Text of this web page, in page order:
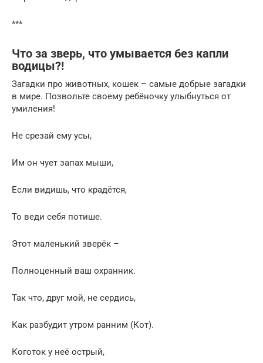
***
Что за зверь, что умывается без капли
водицы?!
Загадки про животных, кошек – самые добрые загадки
в мире. Позвольте своему ребёночку улыбнуться от
умиления!
Не срезай ему усы,
Им он чует запах мыши,
Если видишь, что крадётся,
То веди себя потише.
Этот маленький зверёк –
Полноценный ваш охранник.
Так что, друг мой, не сердись,
Как разбудит утром ранним (Кот).
Коготок у неё острый,